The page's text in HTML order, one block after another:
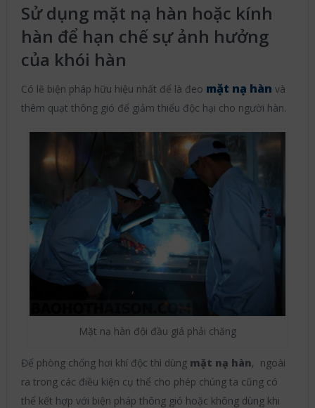
Sử dụng mặt nạ hàn hoặc kính
hàn để hạn chế sự ảnh hưởng
của khói hàn
Có lẽ biện pháp hữu hiệu nhất để là đeo mặt nạ hàn và
thêm quạt thông gió để giảm thiểu độc hại cho người hàn.
Mặt nạ hàn đội đầu giá phải chăng
Để phòng chống hơi khí độc thì dùng mặt nạ hàn, ngoài
ra trong các điều kiện cụ thể cho phép chúng ta cũng có
thể kết hợp với biện pháp thông gió hoặc không dùng khi